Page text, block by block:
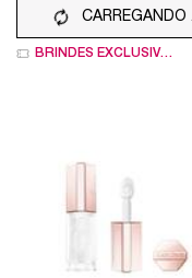
CARREGANDO
BRINDES EXCLUSIVOS